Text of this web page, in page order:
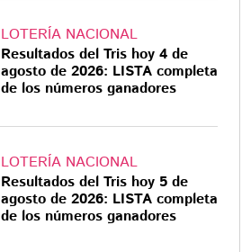
LOTERÍA NACIONAL
Resultados del Tris hoy 4 de
agosto de 2026: LISTA completa
de los números ganadores
LOTERÍA NACIONAL
Resultados del Tris hoy 5 de
agosto de 2026: LISTA completa
de los números ganadores